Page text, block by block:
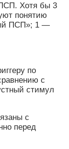
Хотя бы 3
понятию
ПСП»; 1 —
по
с
стимул
с
перед